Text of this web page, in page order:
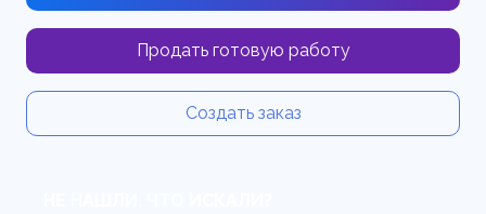
Продать готовую работу
Создать заказ